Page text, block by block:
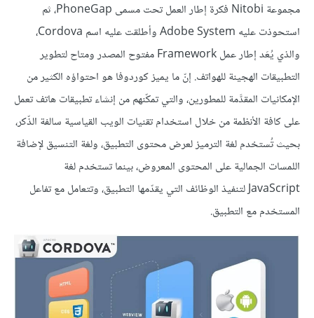
مجموعة Nitobi فكرة إطار العمل تحت مسمى PhoneGap، ثم
استحوذت عليه Adobe System وأطلقت عليه اسم Cordova،
والذي يُعَد إطار عمل Framework مفتوح المصدر ومتاح لتطوير
التطبيقات الهجينة للهواتف. إنّ ما يميز كوردوفا هو احتواؤه الكثير من
الإمكانيات المقدَّمة للمطورين، والتي تمكّنهم من إنشاء تطبيقات هاتف تعمل
على كافة الأنظمة من خلال استخدام تقنيات الويب القياسية سالفة الذّكر،
بحيث تُستخدم لغة الترميز لعرض محتوى التطبيق، ولغة التنسيق لإضافة
اللمسات الجمالية على المحتوى المعروض، بينما تستخدم لغة
JavaScript لتنفيذ الوظائف التي يقدّمها التطبيق، وتتعامل مع تفاعل
المستخدم مع التطبيق.